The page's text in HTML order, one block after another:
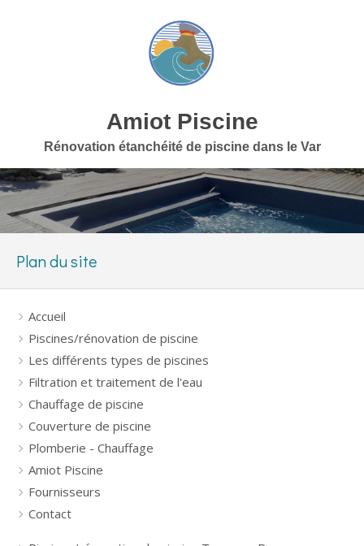
Amiot Piscine
Rénovation étanchéité de piscine dans le Var
Plan du site
Accueil
Piscines/rénovation de piscine
Les différents types de piscines
Filtration et traitement de l'eau
Chauffage de piscine
Couverture de piscine
Plomberie - Chauffage
Amiot Piscine
Fournisseurs
Contact